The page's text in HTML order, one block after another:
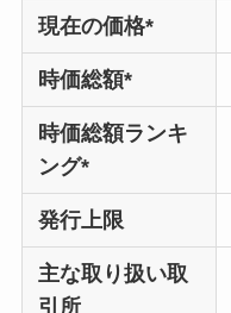
現在の価格*
時価総額*
時価総額ランキ
ング*
発行上限
主な取り扱い取
引所